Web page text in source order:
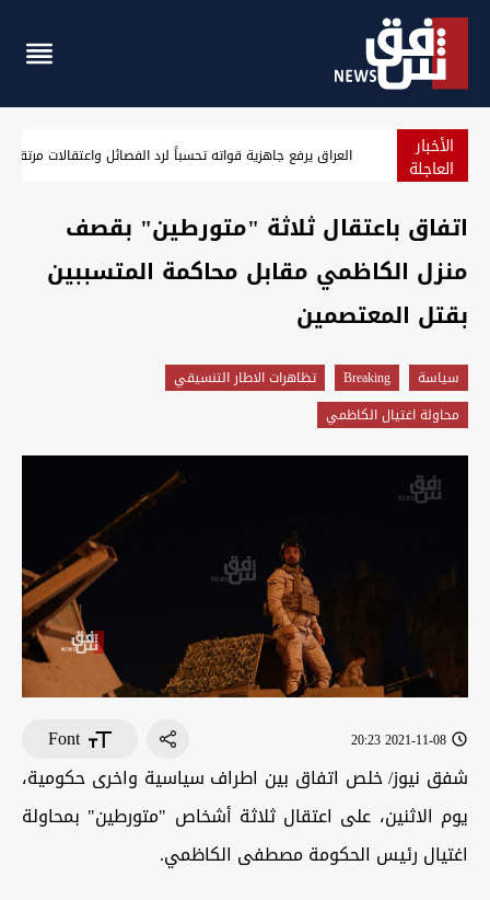
الأخبار
العاجلة الزيدي يوجه برفع الجاهزية الأمنية والاستعداد القتالي في
اتفاق باعتقال ثلاثة "متورطين" بقصف
منزل الكاظمي مقابل محاكمة المتسببين
بقتل المعتصمين
سیاسة Breaking
تظاهرات الاطار التنسيقي
محاولة اغتيال الكاظمي
2021-11-08 20:23
Font
شفق نيوز/ خلص اتفاق بين اطراف سياسية واخرى حكومية،
يوم الاثنين، على اعتقال ثلاثة أشخاص "متورطين" بمحاولة
اغتيال رئيس الحكومة مصطفى الكاظمي.